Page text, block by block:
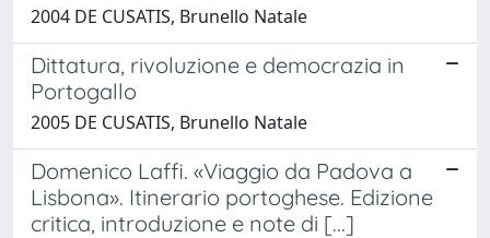
2004 DE CUSATIS, Brunello Natale
Dittatura, rivoluzione e democrazia in
Portogallo
2005 DE CUSATIS, Brunello Natale
Domenico Laffi. «Viaggio da Padova a
Lisbona». Itinerario portoghese. Edizione
critica, introduzione e note di [...]